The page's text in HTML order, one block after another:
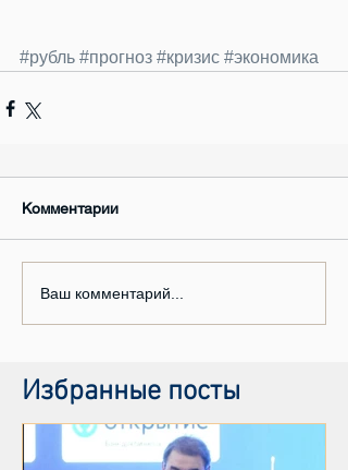
#рубль #прогноз #кризис #экономика
Комментарии
Ваш комментарий...
Избранные посты